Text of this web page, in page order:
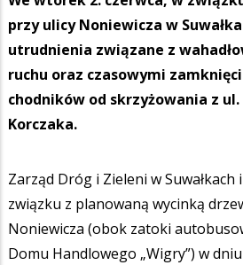
przy ulicy Noniewicza w
utrudnienia związane z
ruchu oraz czasowymi
chodników od skrzyżowania z
Korczaka.
Zarząd Dróg i Zieleni w
związku z planowaną wycinką
Noniewicza (obok zatoki
Domu Handlowego „Wigry”) w